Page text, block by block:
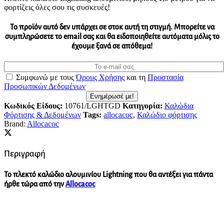
φορτίζεις όλες σου τις συσκευές!
Το προϊόν αυτό δεν υπάρχει σε στοκ αυτή τη στιγμή. Mπορείτε να
συμπληρώσετε το email σας και θα ειδοποιηθείτε αυτόματα μόλις το
έχουμε ξανά σε απόθεμα!
Συμφωνώ με τουςΌρους Χρήσης και τη Προστασία
Προσωπικών Δεδομένων
Ενημέρωσέ με!
Κωδικός Είδους: 10761/LGHTGD Κατηγορία: Καλώδια
Φόρτισης & Δεδομένων Tags: allocacoc, Καλώδιο φόρτισης
Brand: Allocacoc
Περιγραφή
Το πλεκτό καλώδιο αλουμινίου Lightning που θα αντέξει για πάντα
ήρθε τώρα από τηνAllocacoc